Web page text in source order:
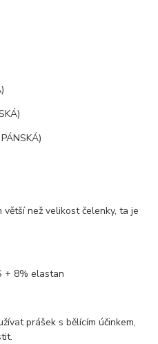
než velikost čelenky, ta je
+ 8% elastan
prášek s bělícím účinkem,